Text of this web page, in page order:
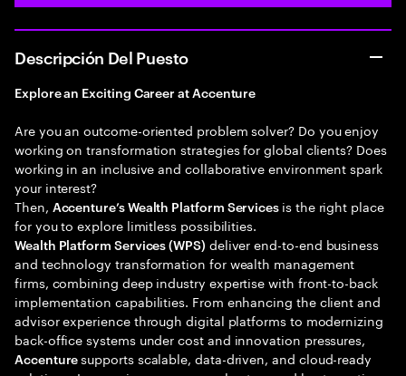
Descripción Del Puesto
Explore an Exciting Career at Accenture
Are you an outcome-oriented problem solver? Do you enjoy
working on transformation strategies for global clients? Does
working in an inclusive and collaborative environment spark
your interest?
Then, Accenture’s Wealth Platform Services is the right place
for you to explore limitless possibilities.
Wealth Platform Services (WPS) deliver end-to-end business
and technology transformation for wealth management
firms, combining deep industry expertise with front-to-back
implementation capabilities. From enhancing the client and
advisor experience through digital platforms to modernizing
back-office systems under cost and innovation pressures,
Accenturesupports scalable, data-driven, and cloud-ready